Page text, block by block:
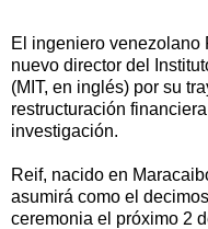
El ingeniero venezolano
nuevo director del
(MIT, en inglés) por su
restructuración
investigación.
Reif, nacido en
asumirá como el
ceremonia el próximo 2